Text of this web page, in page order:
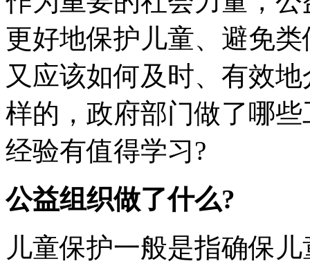
更好地保护儿童、避免
又应该如何及时、有效
样的，政府部门做了哪
经验有值得学习?
公益组织做了什么?
儿童保护一般是指确保